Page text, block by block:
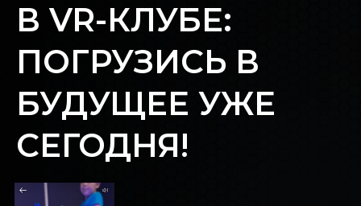
БЛОГ INOVA
ОБРАТНАЯ СВЯЗЬ
В VR-КЛУБЕ:
ПОГРУЗИСЬ В
БУДУЩЕЕ УЖЕ
СЕГОДНЯ!